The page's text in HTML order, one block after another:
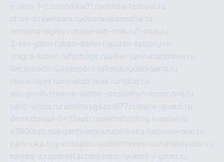
e-abis-1-c.rusindika01.ruvenda-festival.ru
store-brawlstars.rudooraleksandria.ru
antenna-highly.ru mine-lab-msk.ru1-mus.ru
3-sex-porn.ruban-damn.rupurse-factory.ru
viagra-tablet.rufasbags.ruadler-jun.rubandamn.ru
fincontech.ru3sexporn.ru1mus.rudarksand.ru
rebus-toys.ru minelab-msk.ru rtdco.ru
seo-prodvizhenie-sajtov-stroitelnyh-kompanij.ru
card-voice.ru rulonnyygazon177.rusnow-guard.ru
domizbrusa-9x12spb.rudemaholding.ruaalse.ru
a380club.ruargentinamia.ruperkoka.ru movie-one.ru
perk-oka.rug-octopus.rusibarchives.ruandreislyusar.ru
naruto-x.rupursefactory.rutor-lyubov-i-grom.ru